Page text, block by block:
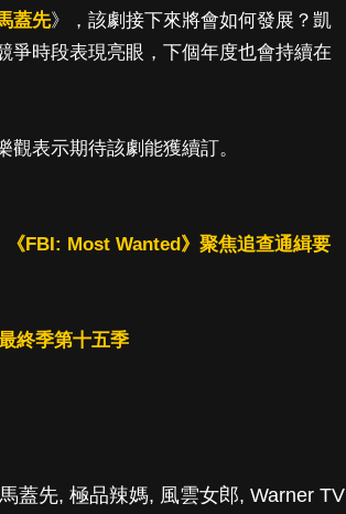
蓋先》，該劇接下來將會如何發展？凱
爭時段表現亮眼，下個年度也會持續在
表示期待該劇能獲續訂。
FBI: Most Wanted》聚焦追查通緝要
終季第十五季
馬蓋先, 極品辣媽, 風雲女郎, Warner TV